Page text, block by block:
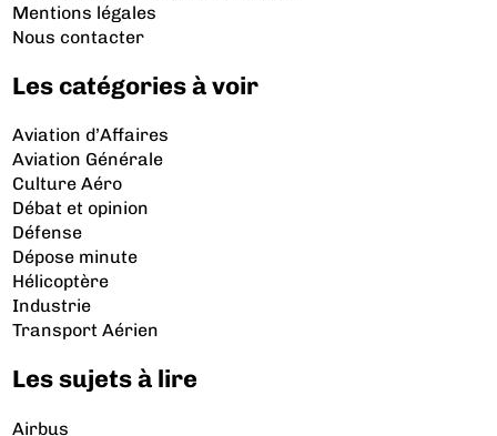
Mentions légales
Nous contacter
Les catégories à voir
Aviation d’Affaires
Aviation Générale
Culture Aéro
Débat et opinion
Défense
Dépose minute
Hélicoptère
Industrie
Transport Aérien
Les sujets à lire
Airbus